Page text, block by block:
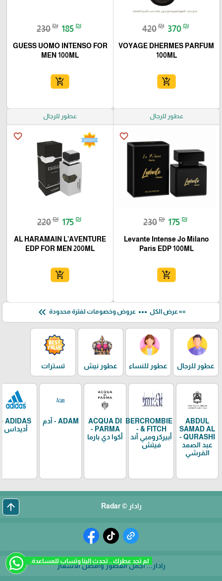
لم تجد عطرك .. تحدث الينا وتساب للمساعدة.
420₪ 370 ₪
VOYAGE DHERMES PARFUM
100ML
add_shopping_cart
230₪ 185 ₪
GUESS UOMO INTENSO FOR
MEN 100ML
add_shopping_cart
عطور للرجال
favorite_border
230₪ 175 ₪
Levante Intense Jo Milano
Paris EDP 100ML
add_shopping_cart
عطور للرجال
favorite_border
220₪ 175 ₪
AL HARAMAIN L’AVENTURE
EDP FOR MEN 200ML
add_shopping_cart
»» عرض الكل more_horiz عروض وخصومات لفترة محدودة keyboard_double_arrow_left
عطور للرجال عطور للنساء عطور نيش تسترات
ABDUL
SAMAD AL
QURASHI -
عبد الصمد
القرشي
ABERCROMBIE
& FITCH -
أبيركرومبي آند
فيتش
ACQUA DI
PARMA -
أكوا دي بارما
ADAM - آدم
ADIDAS -
أديداس
رادار © Radar arrow_upward
رادار... أجمل العطور وأفضل الأسعار